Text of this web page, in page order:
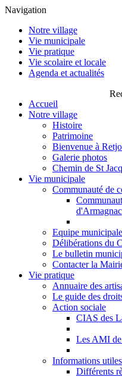
Navigation
Notre village
Vie municipale
Vie pratique
Vie scolaire et locale
Agenda et actualités
Accueil
Notre village
Histoire
Patrimoine
Bienvenue à
Galerie photos
Chemin de St
Vie municipale
Communauté de
d'Armagnac
Equipe municipale
Délibérations du
Le bulletin
Contacter la
Vie pratique
Annuaire des
Le guide des
Action sociale
CIAS des
Les AMI
Informations utiles
Différents